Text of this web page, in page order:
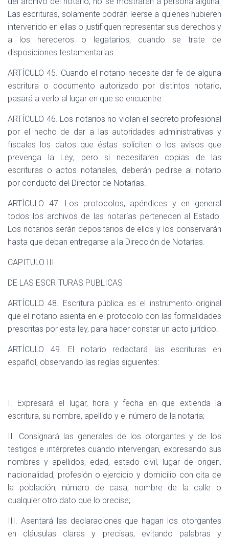
Las escrituras, solamente podrán leerse a quienes hubieren
intervenido en ellas o justifiquen representar sus derechos y
a los herederos o legatarios, cuando se trate de
disposiciones testamentarias.
ARTÍCULO 45. Cuando el notario necesite dar fe de alguna
escritura o documento autorizado por distintos notario,
pasará a verlo al lugar en que se encuentre.
ARTÍCULO 46. Los notarios no violan el secreto profesional
por el hecho de dar a las autoridades administrativas y
fiscales los datos que éstas soliciten o los avisos que
prevenga la Ley; pero si necesitaren copias de las
escrituras o actos notariales, deberán pedirse al notario
por conducto del Director de Notarías.
ARTÍCULO 47. Los protocolos, apéndices y en general
todos los archivos de las notarías pertenecen al Estado.
Los notarios serán depositarios de ellos y los conservarán
hasta que deban entregarse a la Dirección de Notarías.
CAPITULO III
DE LAS ESCRITURAS PUBLICAS
ARTÍCULO 48. Escritura pública es el instrumento original
que el notario asienta en el protocolo con las formalidades
prescritas por esta ley, para hacer constar un acto jurídico.
ARTÍCULO 49. El notario redactará las escrituras en
español, observando las reglas siguientes:
I. Expresará el lugar, hora y fecha en que extienda la
escritura, su nombre, apellido y el número de la notaría;
II. Consignará las generales de los otorgantes y de los
testigos e intérpretes cuando intervengan, expresando sus
nombres y apellidos, edad, estado civil, lugar de origen,
nacionalidad, profesión o ejercicio y domicilio con cita de
la población, número de casa, nombre de la calle o
cualquier otro dato que lo precise;
III. Asentará las declaraciones que hagan los otorgantes
en cláusulas claras y precisas, evitando palabras y